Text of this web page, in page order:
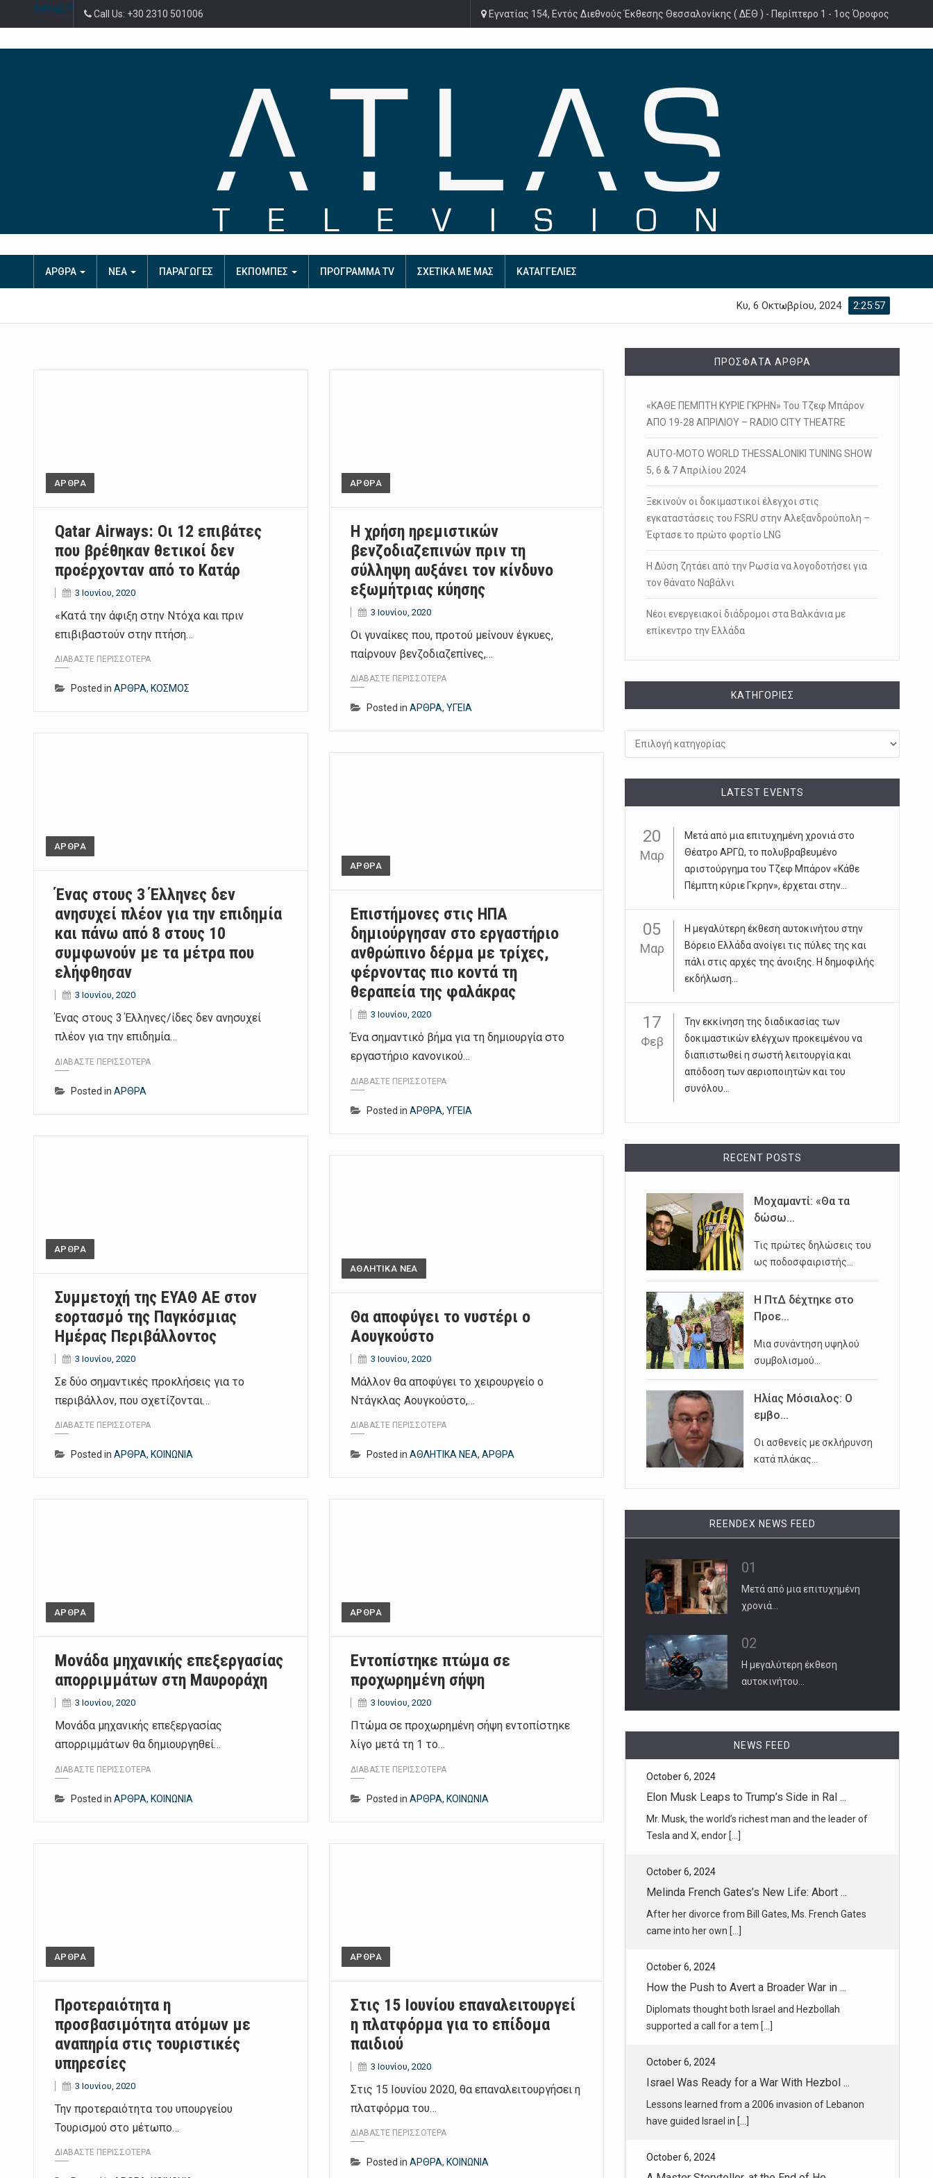
Call Us: +30 2310 501006 Εγνατίας 154, Εντός Διεθνούς Έκθεσης Θεσσαλονίκης ( ΔΕΘ ) - Περίπτερο 1 - 1ος Όροφος
ΑΡΘΡΑ ΝΕΑ ΠΑΡΑΓΩΓΕΣ ΕΚΠΟΜΠΕΣ ΠΡΟΓΡΑΜΜΑ TV ΣΧΕΤΙΚΑ ΜΕ ΜΑΣ ΚΑΤΑΓΓΕΛΙΕΣ
2:25:58
Κυ, 6 Οκτωβρίου, 2024
ΑΡΘΡΑ
Qatar Airways: Οι 12 επιβάτες
που βρέθηκαν θετικοί δεν
προέρχονταν από το Κατάρ
3 Ιουνίου, 2020
«Κατά την άφιξη στην Ντόχα και πριν
επιβιβαστούν στην πτήση…
ΔΙΑΒΆΣΤΕ ΠΕΡΙΣΣΌΤΕΡΑ
Posted in ΑΡΘΡΑ, ΚΟΣΜΟΣ
ΑΡΘΡΑ
Η χρήση ηρεμιστικών
βενζοδιαζεπινών πριν τη
σύλληψη αυξάνει τον κίνδυνο
εξωμήτριας κύησης
3 Ιουνίου, 2020
Οι γυναίκες που, προτού μείνουν έγκυες,
παίρνουν βενζοδιαζεπίνες,…
ΔΙΑΒΆΣΤΕ ΠΕΡΙΣΣΌΤΕΡΑ
Posted in ΑΡΘΡΑ, ΥΓΕΙΑ
ΑΡΘΡΑ
Ένας στους 3 Έλληνες δεν
ανησυχεί πλέον για την επιδημία
και πάνω από 8 στους 10
συμφωνούν με τα μέτρα που
ελήφθησαν
3 Ιουνίου, 2020
Ένας στους 3 Έλληνες/ίδες δεν ανησυχεί
πλέον για την επιδημία…
ΔΙΑΒΆΣΤΕ ΠΕΡΙΣΣΌΤΕΡΑ
Posted in ΑΡΘΡΑ
ΑΡΘΡΑ
Επιστήμονες στις ΗΠΑ
δημιούργησαν στο εργαστήριο
ανθρώπινο δέρμα με τρίχες,
φέρνοντας πιο κοντά τη
θεραπεία της φαλάκρας
3 Ιουνίου, 2020
Ένα σημαντικό βήμα για τη δημιουργία στο
εργαστήριο κανονικού…
ΔΙΑΒΆΣΤΕ ΠΕΡΙΣΣΌΤΕΡΑ
Posted in ΑΡΘΡΑ, ΥΓΕΙΑ
ΑΡΘΡΑ
Συμμετοχή της ΕΥΑΘ ΑΕ στον
εορτασμό της Παγκόσμιας
Ημέρας Περιβάλλοντος
3 Ιουνίου, 2020
Σε δύο σημαντικές προκλήσεις για το
περιβάλλον, που σχετίζονται…
ΔΙΑΒΆΣΤΕ ΠΕΡΙΣΣΌΤΕΡΑ
Posted in ΑΡΘΡΑ, ΚΟΙΝΩΝΙΑ
ΑΘΛΗΤΙΚΑ ΝΕΑ
Θα αποφύγει το νυστέρι ο
Αουγκούστο
3 Ιουνίου, 2020
Μάλλον θα αποφύγει το χειρουργείο ο
Ντάγκλας Αουγκούστο,…
ΔΙΑΒΆΣΤΕ ΠΕΡΙΣΣΌΤΕΡΑ
Posted in ΑΘΛΗΤΙΚΑ ΝΕΑ, ΑΡΘΡΑ
ΑΡΘΡΑ
Μονάδα μηχανικής επεξεργασίας
απορριμμάτων στη Μαυροράχη
3 Ιουνίου, 2020
Μονάδα μηχανικής επεξεργασίας
απορριμμάτων θα δημιουργηθεί…
ΔΙΑΒΆΣΤΕ ΠΕΡΙΣΣΌΤΕΡΑ
Posted in ΑΡΘΡΑ, ΚΟΙΝΩΝΙΑ
ΑΡΘΡΑ
Εντοπίστηκε πτώμα σε
προχωρημένη σήψη
3 Ιουνίου, 2020
Πτώμα σε προχωρημένη σήψη εντοπίστηκε
λίγο μετά τη 1 το…
ΔΙΑΒΆΣΤΕ ΠΕΡΙΣΣΌΤΕΡΑ
Posted in ΑΡΘΡΑ, ΚΟΙΝΩΝΙΑ
ΑΡΘΡΑ
Προτεραιότητα η
προσβασιμότητα ατόμων με
αναπηρία στις τουριστικές
υπηρεσίες
3 Ιουνίου, 2020
Την προτεραιότητα του υπουργείου
Τουρισμού στο μέτωπο…
ΔΙΑΒΆΣΤΕ ΠΕΡΙΣΣΌΤΕΡΑ
ΑΡΘΡΑ
Στις 15 Ιουνίου επαναλειτουργεί
η πλατφόρμα για το επίδομα
παιδιού
3 Ιουνίου, 2020
Στις 15 Ιουνίου 2020, θα επαναλειτουργήσει η
πλατφόρμα του…
ΔΙΑΒΆΣΤΕ ΠΕΡΙΣΣΌΤΕΡΑ
Posted in ΑΡΘΡΑ, ΚΟΙΝΩΝΙΑ
ΠΡΌΣΦΑΤΑ ΆΡΘΡΑ
«ΚΑΘΕ ΠΕΜΠΤΗ ΚΥΡΙΕ ΓΚΡΗΝ» Του Τζεφ Μπάρον
ΑΠΟ 19-28 ΑΠΡΙΛΙΟΥ – RADIO CITY THEATRE
AUTO-MOTO WORLD THESSALONIKI TUNING SHOW
5, 6 & 7 Απριλίου 2024
Ξεκινούν οι δοκιμαστικοί έλεγχοι στις
εγκαταστάσεις του FSRU στην Αλεξανδρούπολη –
Έφτασε το πρώτο φορτίο LNG
Η Δύση ζητάει από την Ρωσία να λογοδοτήσει για
τον θάνατο Ναβάλνι
Νέοι ενεργειακοί διάδρομοι στα Βαλκάνια με
επίκεντρο την Ελλάδα
KΑΤΗΓΟΡΊΕΣ
LATEST EVENTS
20
Μαρ
Μετά από μια επιτυχημένη χρονιά στο
Θέατρο ΑΡΓΩ, το πολυβραβευμένο
αριστούργημα του Τζεφ Μπάρον «Κάθε
Πέμπτη κύριε Γκρην», έρχεται στην...
05
Μαρ
Η μεγαλύτερη έκθεση αυτοκινήτου στην
Βόρειο Ελλάδα ανοίγει τις πύλες της και
πάλι στις αρχές της άνοιξης. Η δημοφιλής
εκδήλωση...
17
Φεβ
Την εκκίνηση της διαδικασίας των
δοκιμαστικών ελέγχων προκειμένου να
διαπιστωθεί η σωστή λειτουργία και
απόδοση των αεριοποιητών και του
συνόλου...
RECENT POSTS
Μοχαμαντί: «Θα τα
δώσω...
Τις πρώτες δηλώσεις του
ως ποδοσφαιριστής…
Η ΠτΔ δέχτηκε στο
Προε...
Μια συνάντηση υψηλού
συμβολισμού…
Ηλίας Μόσιαλος: Ο
εμβο...
Οι ασθενείς με σκλήρυνση
κατά πλάκας…
REENDEX NEWS FEED
01
Μετά από μια επιτυχημένη
χρονιά…
02
Η μεγαλύτερη έκθεση
αυτοκινήτου…
NEWS FEED
Mr. Musk, the world’s richest man and the leader of
October 6, 2024
Melinda French Gates’s New Life: Abort ...
After her divorce from Bill Gates, Ms. French Gates
October 6, 2024
How the Push to Avert a Broader War in ...
Diplomats thought both Israel and Hezbollah
October 6, 2024
Israel Was Ready for a War With Hezbol ...
Lessons learned from a 2006 invasion of Lebanon
October 6, 2024
A Master Storyteller, at the End of He ...
At 96, Lore Segal is approaching death with the